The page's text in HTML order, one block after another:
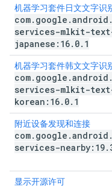
机器学习套件日文文字识
com. google .android .
services-mlkit-
japanese:16. 0. 1
机器学习套件韩文文字识
com. google .android .
services-mlkit-
korean:16. 0. 1
附近设备发现和连接
com. google .android .
services-nearby:19.
显示开源许可